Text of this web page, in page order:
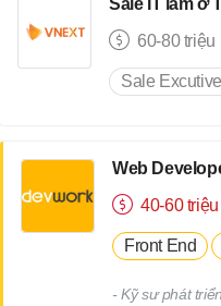
Sale IT làm ở
60-80 triệu
Sale Excutive
Web
40-60 triệu
Front End
- Kỹ sư phát